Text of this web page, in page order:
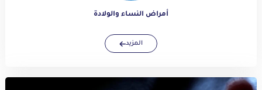
أمراض النساء والولادة
المزيد